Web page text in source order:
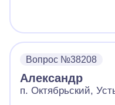
Вопрос №38208
Александр
п. Октябрьский,